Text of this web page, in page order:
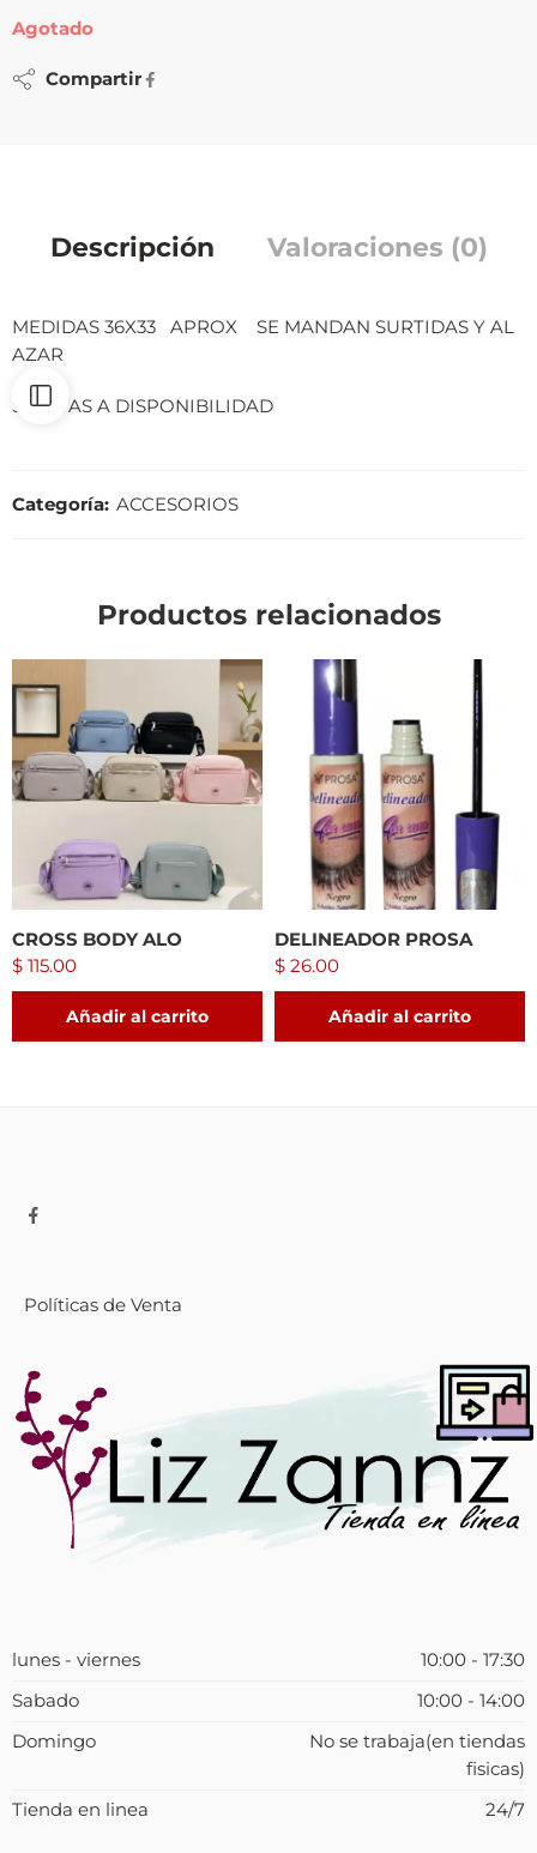
Agotado
Compartir
Descripción Valoraciones (0)
MEDIDAS 36X33 APROX SE MANDAN SURTIDAS Y AL
AZAR
SUJETAS A DISPONIBILIDAD
Categoría: ACCESORIOS
Productos relacionados
CROSS BODY ALO
$ 115.00
Añadir al carrito
DELINEADOR PROSA
$ 26.00
Añadir al carrito
Políticas de Venta
lunes - viernes
10:00 - 17:30
Sabado
10:00 - 14:00
Domingo
No se trabaja(en tiendas
fisicas)
Tienda en linea
24/7